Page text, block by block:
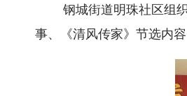
钢城街道明珠社区组
事、《清风传家》节选内